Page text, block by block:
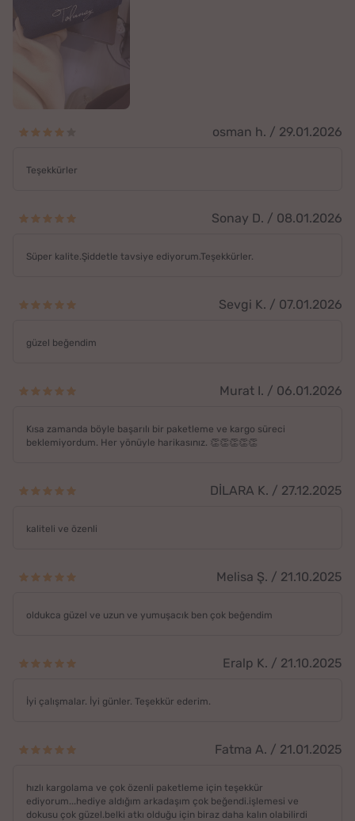
osman h. / 29.01.2026
Teşekkürler
Sonay D. / 08.01.2026
Süper kalite.Şiddetle tavsiye ediyorum.Teşekkürler.
Sevgi K. / 07.01.2026
güzel beğendim
Murat I. / 06.01.2026
Kısa zamanda böyle başarılı bir paketleme ve kargo süreci
beklemiyordum. Her yönüyle harikasınız. 👏👏👏👏👏
DİLARA K. / 27.12.2025
kaliteli ve özenli
Melisa Ş. / 21.10.2025
oldukca güzel ve uzun ve yumuşacık ben çok beğendim
Eralp K. / 21.10.2025
İyi çalışmalar. İyi günler. Teşekkür ederim.
Fatma A. / 21.01.2025
hızlı kargolama ve çok özenli paketleme için teşekkür
ediyorum...hediye aldığım arkadaşım çok beğendi.işlemesi ve
dokusu çok güzel.belki atkı olduğu için biraz daha kalın olabilirdi